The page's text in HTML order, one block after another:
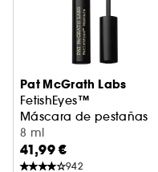
Pat McGrath Labs
FetishEyes™
Máscara de pestañas
8 ml
41,99 €
942